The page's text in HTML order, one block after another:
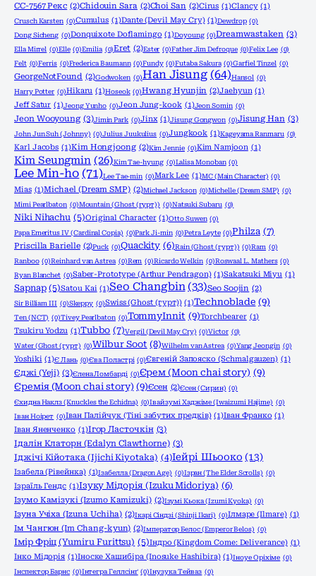
CC-7567 Рекс (2)Chidouin Sara (2)Choi San (2)Cirus (1)Clancy (1)
Crusch Karsten (0)Cumulus (1)Dante (Devil May Cry) (1)Dewdrop (0)
Dong Sicheng (0)Donquixote Doflamingo (1)Doyoung (0)Dreamwastaken (3)
Ella Mirrel (0)Elle (0)Emilia (0)Eret (2)Ester (0)Father Jim Defroque (0)Felix Lee (0)
Felt (0)Ferris (0)Frederica Baumann (0)Fundy (0)Futaba Sakura (0)Garfiel Tinzel (0)
GeorgeNotFound (2)Godwoken (0)Han Jisung (64)Hansol (0)
Harry Potter (0)Hikaru (1)Hoseok (0)Hwang Hyunjin (2)Jaehyun (1)
Jeff Satur (1)Jeong Yunho (0)Jeon Jung-kook (1)Jeon Somin (0)
Jeon Wooyoung (3)Jimin Park (0)Jinx (1)Jisung Gongwon (0)Jisung Han (3)
John Jun Suh (Johnny) (0)Julius Juukulius (0)Jungkook (1)Kageyama Ranmaru (0)
Karl Jacobs (1)Kim Hongjoong (2)Kim Jennie (0)Kim Namjoon (1)
Kim Seungmin (26)Kim Tae-hyung (0)Lalisa Monoban (0)
Lee Min-ho (71)Lee Tae-min (0)Mark Lee (1)MC (Main Character) (0)
Mias (1)Michael (Dream SMP) (2)Michael Jackson (0)Michelle (Dream SMP) (0)
Mimi Pearlbaton (0)Mountain (Ghost (гурт)) (0)Natsuki Subaru (0)
Niki Nihachu (5)Original Character (1)Otto Suwen (0)
Papa Emeritus IV (Cardinal Copia) (0)Park Ji-min (0)Petra Leyte (0)Philza (7)
Priscilla Barielle (2)Puck (0)Quackity (6)Rain (Ghost (гурт)) (0)Ram (0)
Ranboo (0)Reinhard van Astrea (0)Rem (0)Ricardo Welkin (0)Roswaal L. Mathers (0)
Ryan Blanchet (0)Saber-Prototype (Arthur Pendragon) (1)Sakatsuki Miyu (1)
Sapnap (5)Satou Kai (1)Seo Changbin (33)Seo Soojin (2)
Sir Billiam III (0)Skeppy (0)Swiss (Ghost (гурт)) (1)Technoblade (9)
Ten (NCT) (0)Tivey Pearlbaton (0)TommyInnit (9)Torchbearer (1)
Tsukiru Yodzu (1)Tubbo (7)Vergil (Devil May Cry) (0)Victor (0)
Water (Ghost (гурт) (0)Wilbur Soot (8)Wilhelm van Astrea (0)Yang Jeongin (0)
Yoshiki (1)Є Лань (0)Єва Поластрі (0)Євгеній Запояско (Schmalgauzen) (1)
Єджі (Yeji) (3)Єлена Ломбарді (0)Єрем (Moon chai story) (9)
Єремія (Moon chai story) (9)Єсен (2)Єсен (Сирин) (0)
Єхидна Наклз (Knuckles the Echidna) (0)Івайзумі Хаджіме (Iwaizumi Hajime) (0)
Іван Ноірет (0)Іван Палійчук (Тіні забутих предків) (1)Іван Франко (1)
Іван Яненченко (1)Ігор Ласточкін (3)
Ідалін Клаторн (Edalyn Clawthorne) (3)
Іджічі Кійотака (Ijichi Kiyotaka) (4)Іейрі Шьооко (13)
Ізабела (Рівейнка) (1)Ізабелла (Dragon Age) (0)Ізран (The Elder Scrolls) (0)
Ізраїль Гендс (1)Ізуку Мідорія (Izuku Midoriya) (6)
Ізумо Камізукі (Izumo Kamizuki) (2)Ізумі Кьока (Izumi Kyoka) (0)
Ізуна Учіха (Izuna Uchiha) (2)Ікарі Сіндзі (Shinji Ikari) (0)Ілмаре (Ilmare) (1)
Ім Чангюн (Im Chang-kyun) (2)Імператор Белос (Emperor Belos) (0)
Імір Фріц (Yumiru Furittsu) (5)Індро (Kingdom Come: Deliverance) (1)
Інко Мідорія (1)Іноске Хашибіра (Inosuke Hashibira) (1)Іноуе Оріхіме (0)
Інспектор Барнс (0)Інтегра Геллсінґ (0)Інузука Тейваз (0)